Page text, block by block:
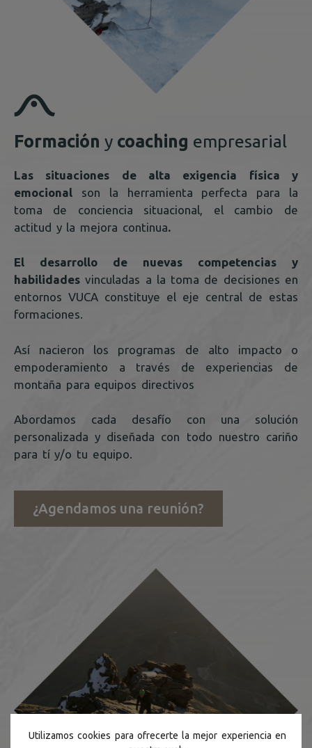
Formación y coaching empresarial
Las situaciones de alta exigencia física y
emocional son la herramienta perfecta para la
toma de conciencia situacional, el cambio de
actitud y la mejora continua.
El desarrollo de nuevas competencias y
habilidades vinculadas a la toma de decisiones en
entornos VUCA constituye el eje central de estas
formaciones.
Así nacieron los programas de alto impacto o
empoderamiento a través de experiencias de
montaña para equipos directivos
Abordamos cada desafío con una solución
personalizada y diseñada con todo nuestro cariño
para tí y/o tu equipo.
¿Agendamos una reunión?
Utilizamos cookies para ofrecerte la mejor experiencia en